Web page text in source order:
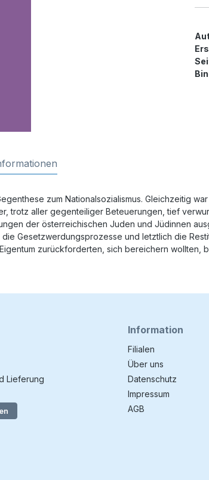
zum Nationalsozialismus. Gleichzeitig
trotz aller gegenteiliger Beteuerungen, tief
der österreichischen Juden und Jüdinnen
Gesetzwerdungsprozesse und letztlich die
zurückforderten, sich bereichern wollten,
Lieferung
Information
Filialen
Über uns
Datenschutz
Impressum
AGB